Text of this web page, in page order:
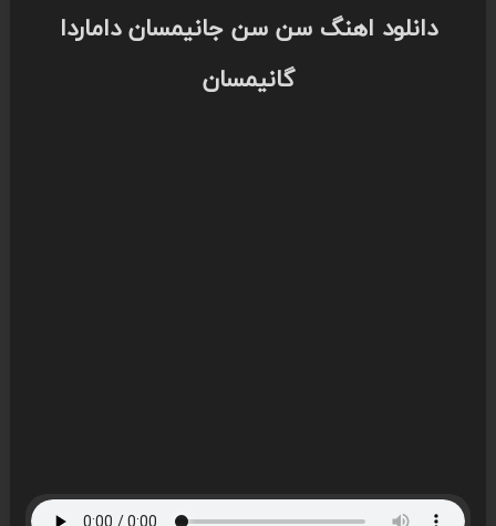
دانلود اهنگ سن سن جانیمسان داماردا
گانیمسان